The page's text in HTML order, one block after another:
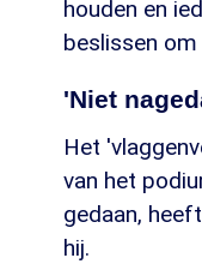
houden en
beslissen
'Niet
Het
van het
gedaan,
hij.